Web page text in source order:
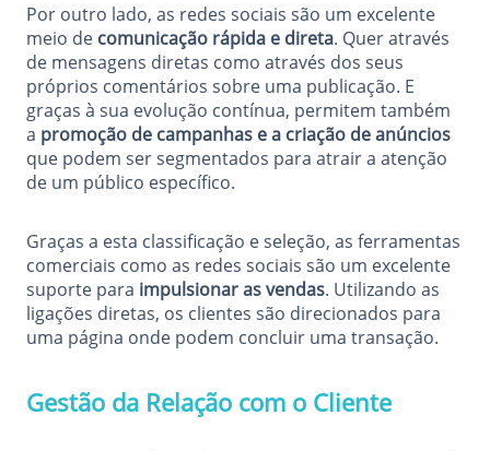
Por outro lado, as redes sociais são um excelente
meio de comunicação rápida e direta. Quer através
de mensagens diretas como através dos seus
próprios comentários sobre uma publicação. E
graças à sua evolução contínua, permitem também
a promoção de campanhas e a criação de anúncios
que podem ser segmentados para atrair a atenção
de um público específico.
Graças a esta classificação e seleção, as ferramentas
comerciais como as redes sociais são um excelente
suporte para impulsionar as vendas. Utilizando as
ligações diretas, os clientes são direcionados para
uma página onde podem concluir uma transação.
Gestão da Relação com o Cliente